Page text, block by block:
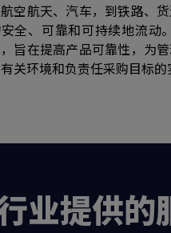
空航天、汽车，到铁路、
全、可靠和可持续地流动
旨在提高产品可靠性，为
关环境和负责任采购目标的
业提供的